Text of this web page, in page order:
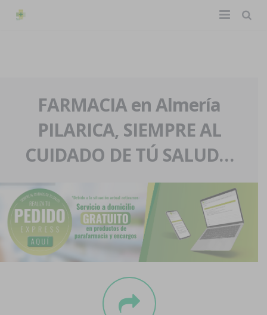
La farmacia
Nuestra historia
Nuestro equipo
Eventos
Servicios y reservas
Pedidos express
Blog
Contacto
Boletín
FARMACIA en Almería
PILARICA, SIEMPRE AL
CUIDADO DE TÚ SALUD…